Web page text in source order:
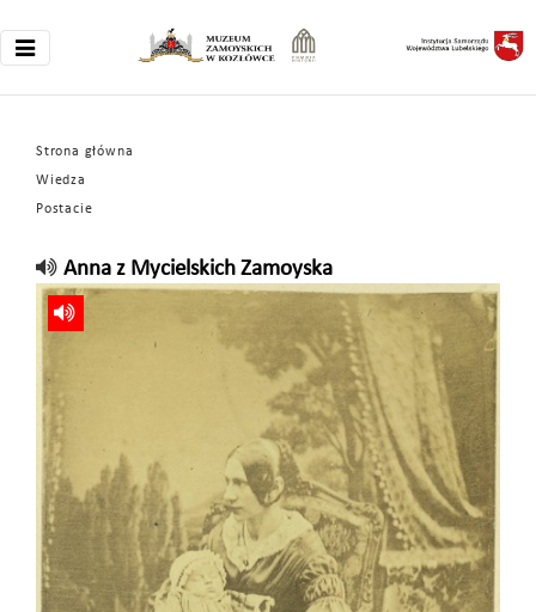
Strona główna
Wiedza
Postacie
Anna z Mycielskich Zamoyska